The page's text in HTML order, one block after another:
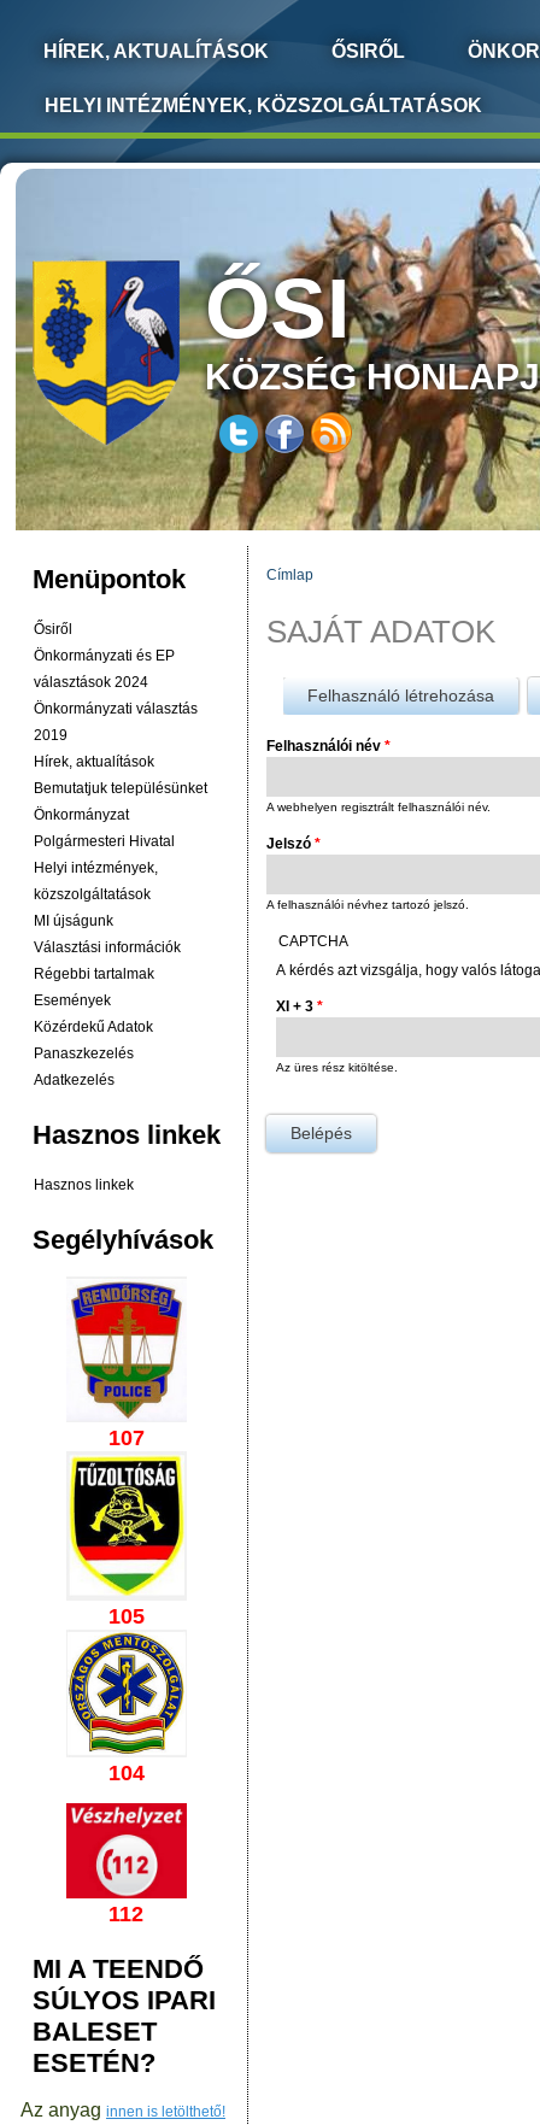
HÍREK, AKTUALÍTÁSOK ŐSIRŐL
HELYI INTÉZMÉNYEK, KÖZSZOLGÁLTATÁSOK
ŐSI
KÖZSÉG
Menüpontok
Ősiről
Önkormányzati és EP
választások 2024
Önkormányzati választás
2019
Hírek, aktualítások
Bemutatjuk településünket
Önkormányzat
Polgármesteri Hivatal
Helyi intézmények,
közszolgáltatások
MI újságunk
Választási információk
Régebbi tartalmak
Események
Közérdekű Adatok
Panaszkezelés
Adatkezelés
Hasznos linkek
Hasznos linkek
Segélyhívások
107
105
104
112
MI A TEENDŐ
SÚLYOS IPARI
BALESET
ESETÉN?
Az anyag innen is letölthető!
JELENLEGI HELY
Címlap
SAJÁT ADATOK
Felhasználó létrehozása
Felhasználói név *
A webhelyen regisztrált felhasználói név.
Jelszó *
A felhasználói névhez tartozó jelszó.
CAPTCHA
A kérdés azt vizsgálja, hogy valós
XI + 3 *
Az üres rész kitöltése.